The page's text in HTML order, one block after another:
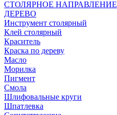
СТОЛЯРНОЕ НАПРАВЛЕНИЕ
ДЕРЕВО
Инструмент столярный
Клей столярный
Краситель
Краска по дереву
Масло
Морилка
Пигмент
Смола
Шлифовальные круги
Шпатлевка